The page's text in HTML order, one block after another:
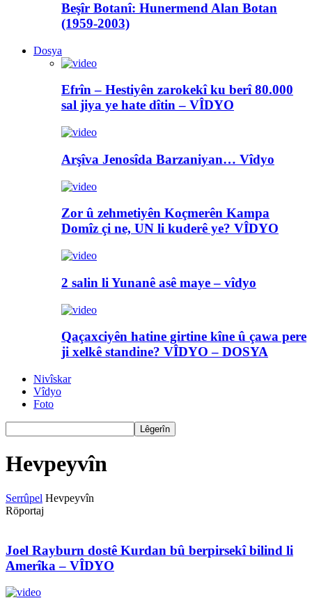
Beşîr Botanî: Hunermend Alan Botan
(1959-2003)
Dosya
Efrîn – Hestiyên zarokekî ku berî 80.000
sal jiya ye hate dîtin – VÎDYO
Arşîva Jenosîda Barzaniyan… Vîdyo
Zor û zehmetiyên Koçmerên Kampa
Domîz çi ne, UN li kuderê ye? VÎDYO
2 salin li Yunanê asê maye – vîdyo
Qaçaxciyên hatine girtine kîne û çawa pere
ji xelkê standine? VÎDYO – DOSYA
Nivîskar
Vîdyo
Foto
Hevpeyvîn
Serrûpel Hevpeyvîn
Röportaj
Joel Rayburn dostê Kurdan bû berpirsekî bilind li
Amerîka – VÎDYO